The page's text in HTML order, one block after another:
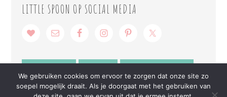
LITTLE SPOON OP SOCIAL MEDIA
We gebruiken cookies om ervoor te zorgen dat onze site zo
soepel mogelijk draait. Als je doorgaat met het gebruiken van